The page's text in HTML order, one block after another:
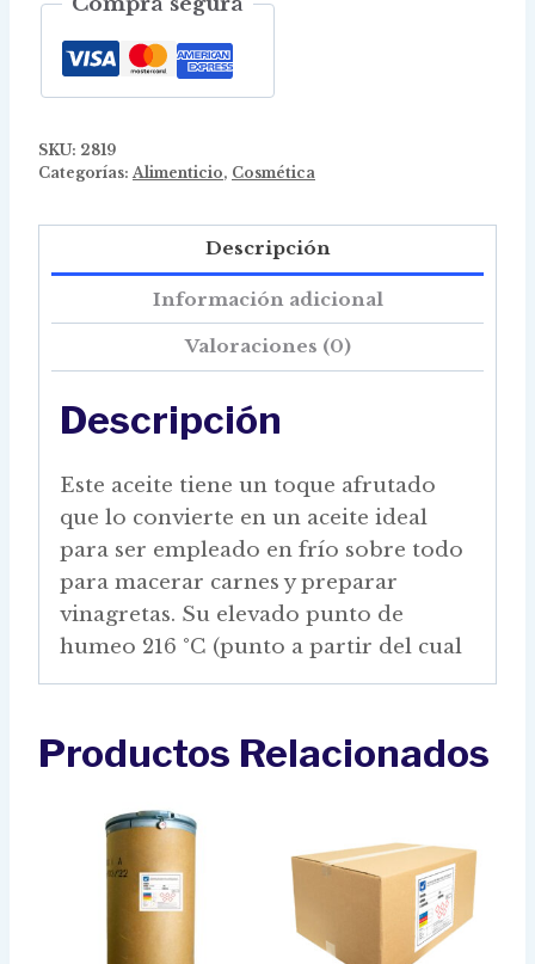
SKU: 2819
Categorías: Alimenticio, Cosmética
Descripción
Información adicional
Valoraciones (0)
Descripción
Este aceite tiene un toque afrutado
que lo convierte en un aceite ideal
para ser empleado en frío sobre todo
para macerar carnes y preparar
vinagretas. Su elevado punto de
humeo 216 °C (punto a partir del cual
Productos Relacionados